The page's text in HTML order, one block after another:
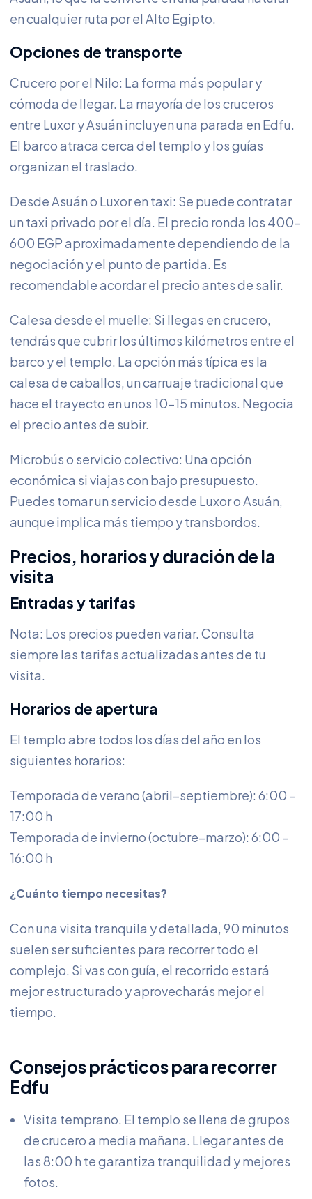
en cualquier ruta por el Alto Egipto.
Opciones de transporte
Crucero por el Nilo: La forma más popular y
cómoda de llegar. La mayoría de los cruceros
entre Luxor y Asuán incluyen una parada en Edfu.
El barco atraca cerca del templo y los guías
organizan el traslado.
Desde Asuán o Luxor en taxi: Se puede contratar
un taxi privado por el día. El precio ronda los 400-
600 EGP aproximadamente dependiendo de la
negociación y el punto de partida. Es
recomendable acordar el precio antes de salir.
Calesa desde el muelle: Si llegas en crucero,
tendrás que cubrir los últimos kilómetros entre el
barco y el templo. La opción más típica es la
calesa de caballos, un carruaje tradicional que
hace el trayecto en unos 10-15 minutos. Negocia
el precio antes de subir.
Microbús o servicio colectivo: Una opción
económica si viajas con bajo presupuesto.
Puedes tomar un servicio desde Luxor o Asuán,
aunque implica más tiempo y transbordos.
Precios, horarios y duración de la
visita
Entradas y tarifas
Nota: Los precios pueden variar. Consulta
siempre las tarifas actualizadas antes de tu
visita.
Horarios de apertura
El templo abre todos los días del año en los
siguientes horarios:
Temporada de verano (abril–septiembre): 6:00 –
17:00 h
Temporada de invierno (octubre–marzo): 6:00 –
16:00 h
¿Cuánto tiempo necesitas?
Con una visita tranquila y detallada, 90 minutos
suelen ser suficientes para recorrer todo el
complejo. Si vas con guía, el recorrido estará
mejor estructurado y aprovecharás mejor el
tiempo.
Consejos prácticos para recorrer
Edfu
Visita temprano. El templo se llena de grupos
de crucero a media mañana. Llegar antes de
las 8:00 h te garantiza tranquilidad y mejores
fotos.